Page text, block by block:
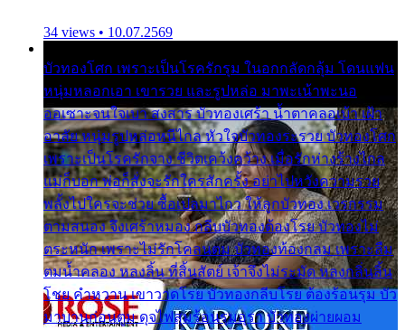
34 views • 10.07.2569
บัวทองโศก เพราะเป็นโรครักรุม ในอกกลัดกลุ้ม โดนแฟน
หนุ่มหลอกเอา เขารวย และรูปหล่อ มาพะเน้าพะนอ
ออเซาะจนใจเบา สงสาร บัวทองเศร้า น้ำตาคลอเบ้า เฝ้า
อาลัย หนุ่มรูปหล่อหนีไกล หัวใจบัวทองระรวย บัวทองโศก
เพราะเป็นโรครักจาง ชีวิตเคว้งคว้าง เมื่อรักห่างร้างไกล
แม่ก็บอก พ่อก็สั่งจะรักใครสักครั้ง อย่าไปหวังความรวย
พลั้งไปใครจะช่วย ซื้อเปลมาไกว ให้ลูกบัวทอง เวรกรรม
ตามสนอง จึงเศร้าหมอง กลีบบัวทองต้องโรย บัวทองไม่
ตระหนัก เพราะไม่รักโคลนตม บัวทองท้องกลม เพราะลืม
ตมน้ำคลอง หลงลิ้น ที่สิ้นสัตย์ เจ้าจึงไม่ระมัด หลงกลิ่นลิ้น
โชย คำหวาน เขาวาดโรย บัวทองกลีบโรย ต้องร้อนรุม บัว
มาบานก่อนตูม ดุจไฟสุมร้อนรุมอุรา บัวทองผ่ายผอม